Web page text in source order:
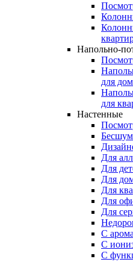
Напольно-
для
для
Настенные
Для
Для
Для
Для
Для
Для
С
С
С